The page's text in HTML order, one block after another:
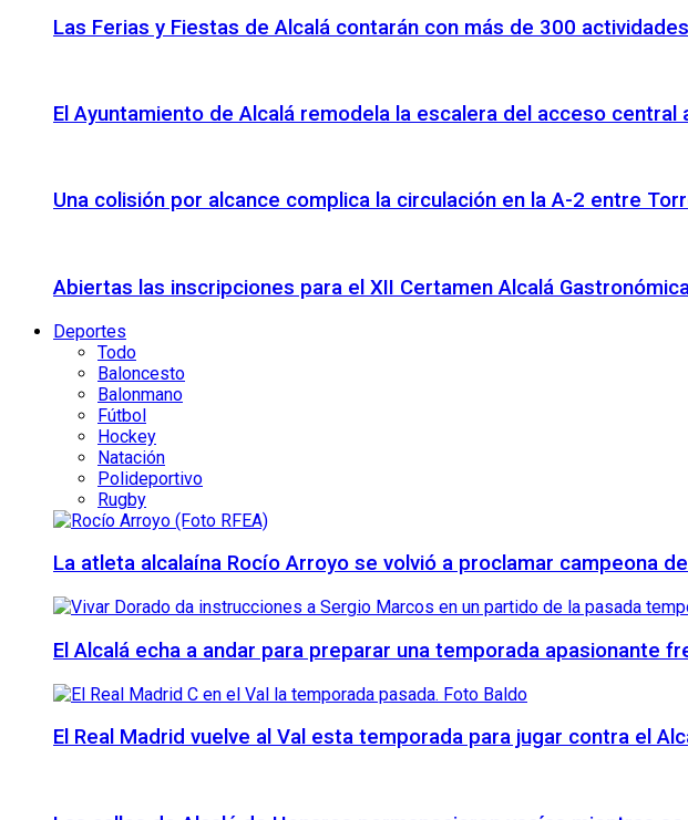
Las Ferias y Fiestas de Alcalá contarán con más de 300
El Ayuntamiento de Alcalá remodela la escalera del acceso central
Una colisión por alcance complica la circulación en la A-2 entre
Abiertas las inscripciones para el XII Certamen Alcalá
Deportes
Todo
Baloncesto
Balonmano
Fútbol
Hockey
Natación
Polideportivo
Rugby
La atleta alcalaína Rocío Arroyo se volvió a proclamar campeona
El Alcalá echa a andar para preparar una temporada apasionante
El Real Madrid vuelve al Val esta temporada para jugar contra el